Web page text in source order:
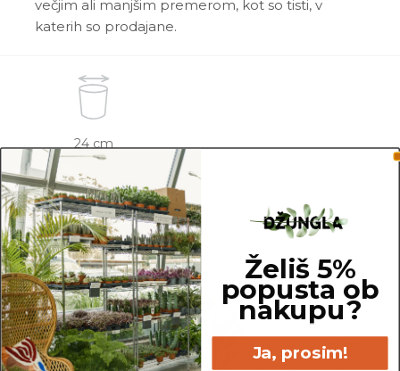
večjim ali manjšim premerom, kot so tisti, v
katerih so prodajane.
24 cm
Želiš 5%
popusta ob
nakupu?
Ja, prosim!